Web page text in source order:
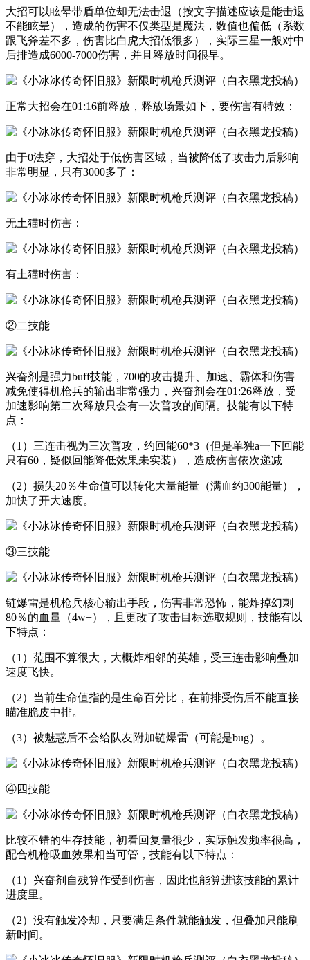
大招可以眩晕带盾单位却无法击退（按文字描述应该是能击退
不能眩晕），造成的伤害不仅类型是魔法，数值也偏低（系数
跟飞斧差不多，伤害比白虎大招低很多），实际三星一般对中
后排造成6000-7000伤害，并且释放时间很早。
正常大招会在01:16前释放，释放场景如下，要伤害有特效：
由于0法穿，大招处于低伤害区域，当被降低了攻击力后影响
非常明显，只有3000多了：
无土猫时伤害：
有土猫时伤害：
②二技能
兴奋剂是强力buff技能，700的攻击提升、加速、霸体和伤害
减免使得机枪兵的输出非常强力，兴奋剂会在01:26释放，受
加速影响第二次释放只会有一次普攻的间隔。技能有以下特
点：
（1）三连击视为三次普攻，约回能60*3（但是单独a一下回能
只有60，疑似回能降低效果未实装），造成伤害依次递减
（2）损失20％生命值可以转化大量能量（满血约300能量），
加快了开大速度。
③三技能
链爆雷是机枪兵核心输出手段，伤害非常恐怖，能炸掉幻刺
80％的血量（4w+），且更改了攻击目标选取规则，技能有以
下特点：
（1）范围不算很大，大概炸相邻的英雄，受三连击影响叠加
速度飞快。
（2）当前生命值指的是生命百分比，在前排受伤后不能直接
瞄准脆皮中排。
（3）被魅惑后不会给队友附加链爆雷（可能是bug）。
④四技能
比较不错的生存技能，初看回复量很少，实际触发频率很高，
配合机枪吸血效果相当可管，技能有以下特点：
（1）兴奋剂自残算作受到伤害，因此也能算进该技能的累计
进度里。
（2）没有触发冷却，只要满足条件就能触发，但叠加只能刷
新时间。